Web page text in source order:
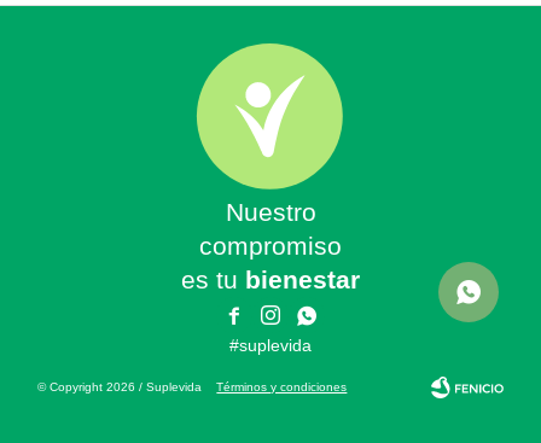
Nuestro
compromiso
es tu bienestar
 

#suplevida
© Copyright 2026 / SuplevidaTérminos y condiciones